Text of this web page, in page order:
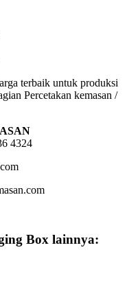
terbaik untuk produksi
Percetakan kemasan /
4324
Box lainnya: